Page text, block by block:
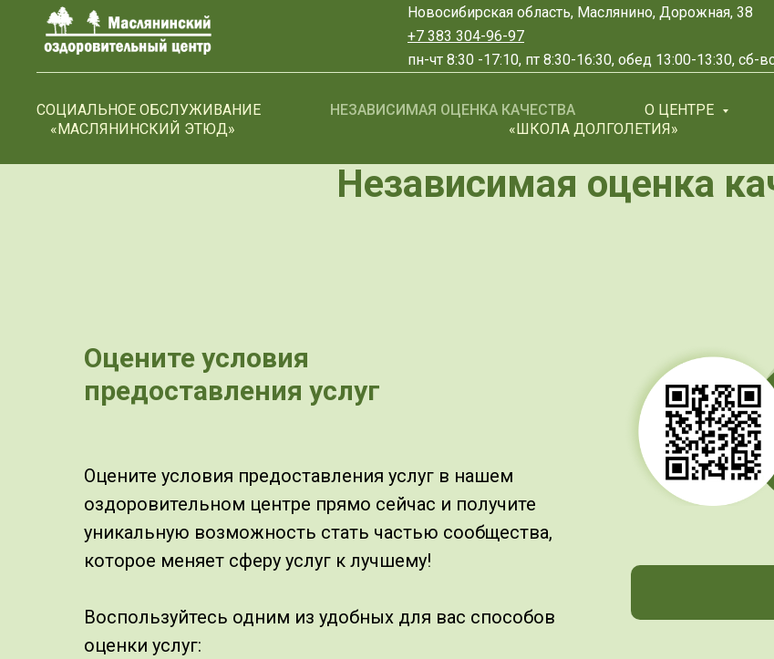
Новосибирская область, Маслянино, Дорожная, 38
+7 383 304-96-97
пн-чт 8:30 -17:10, пт 8:30-16:30, обед 13:00-13:30, сб-
СОЦИАЛЬНОЕ ОБСЛУЖИВАНИЕ НЕЗАВИСИМАЯ ОЦЕНКА КАЧЕСТВА О ЦЕНТРЕ
«МАСЛЯНИНСКИЙ ЭТЮД»
«ШКОЛА ДОЛГОЛЕТИЯ»
Независимая оценка
Оцените условия предоставления услуг в нашем
оздоровительном центре прямо сейчас и получите
уникальную возможность стать частью сообщества,
которое меняет сферу услуг к лучшему!
Воспользуйтесь одним из удобных для вас способов
оценки услуг:
Оцените условия
предоставления услуг